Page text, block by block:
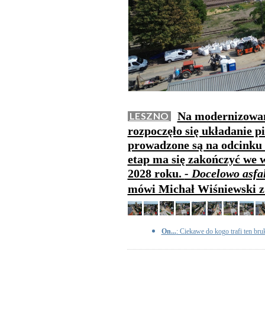
LESZNO
Na
rozpoczęło się układanie
prowadzone są na
etap ma się zakończyć we
2028 roku. - Docelowo
mówi Michał Wiśniewski
On...: Ciekawe do kogo trafi ten